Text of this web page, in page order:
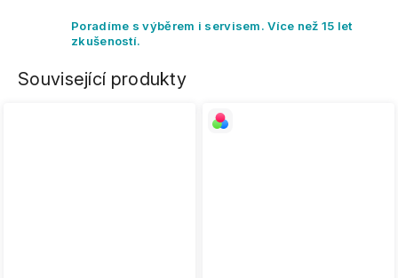
Poradíme s výběrem i servisem. Více než 15 let
zkušeností.
Související produkty